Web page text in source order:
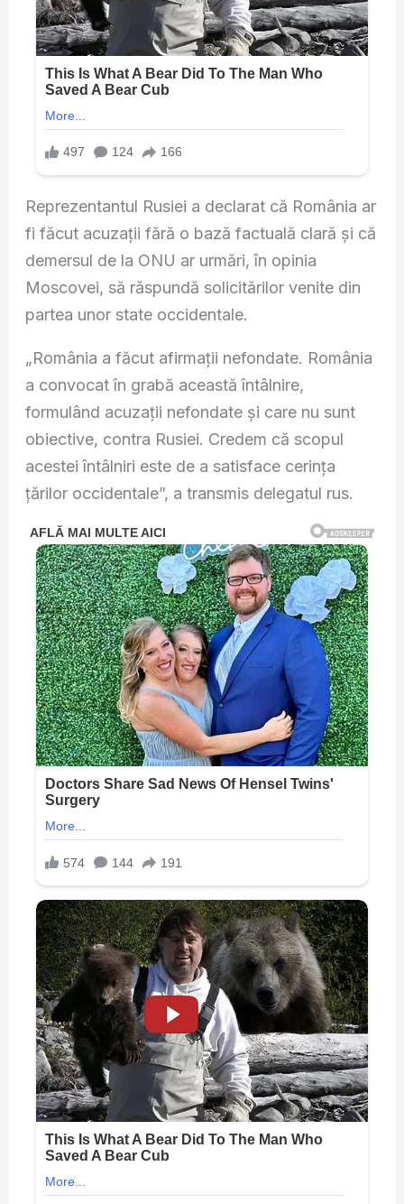
Reprezentantul Rusiei a declarat că România ar
fi făcut acuzații fără o bază factuală clară și că
demersul de la ONU ar urmări, în opinia
Moscovei, să răspundă solicitărilor venite din
partea unor state occidentale.
„România a făcut afirmații nefondate. România
a convocat în grabă această întâlnire,
formulând acuzații nefondate și care nu sunt
obiective, contra Rusiei. Credem că scopul
acestei întâlniri este de a satisface cerința
țărilor occidentale”, a transmis delegatul rus.